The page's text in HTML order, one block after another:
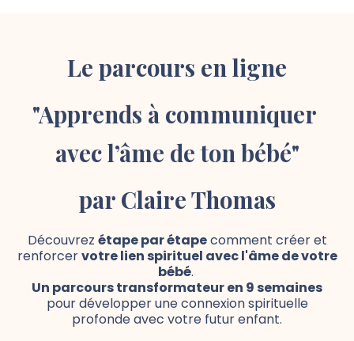
Le parcours en ligne
"Apprends à communiquer
avec l’âme de ton bébé"
par Claire Thomas
Découvrez étape par étapecomment créer et
renforcervotre lien spirituel avec l'âme de votre
bébé.
Un parcours transformateur en 9 semaines
pour développer une connexion spirituelle
profonde avec votre futur enfant.